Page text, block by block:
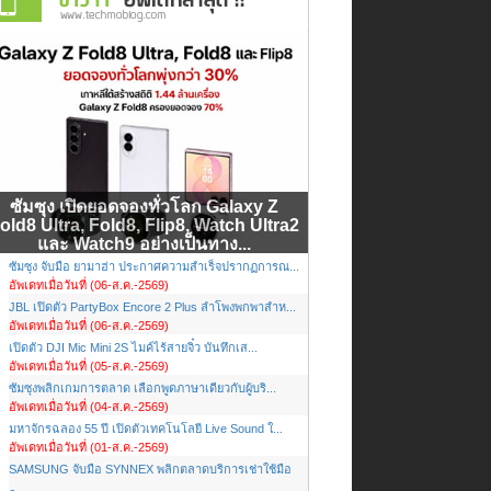
ซัมซุง เปิดยอดจองทั่วโลก Galaxy Z
Ultra, Fold8, Flip8, Watch Ultra2
และ Watch9 อย่างเป็นทาง...
ซัมซุง จับมือ ยามาฮ่า ประกาศความสำเร็จปรากฏการณ...
อัพเดทเมื่อวันที่ (06-ส.ค.-2569)
JBL เปิดตัว PartyBox Encore 2 Plus ลำโพงพกพาสำห...
อัพเดทเมื่อวันที่ (06-ส.ค.-2569)
เปิดตัว DJI Mic Mini 2S ไมค์ไร้สายจิ๋ว บันทึกเส...
อัพเดทเมื่อวันที่ (05-ส.ค.-2569)
ซัมซุงพลิกเกมการตลาด เลือกพูดภาษาเดียวกับผู้บริ...
อัพเดทเมื่อวันที่ (04-ส.ค.-2569)
มหาจักรฉลอง 55 ปี เปิดตัวเทคโนโลยี Live Sound ใ...
อัพเดทเมื่อวันที่ (01-ส.ค.-2569)
SAMSUNG จับมือ SYNNEX พลิกตลาดบริการเช่าใช้มือ